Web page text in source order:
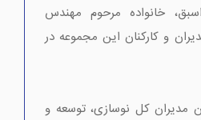
خانواده مرحوم مهندس
و کارکنان این مجموعه در
مدیران کل نوسازی، توسعه و